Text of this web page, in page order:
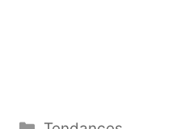
Catégories